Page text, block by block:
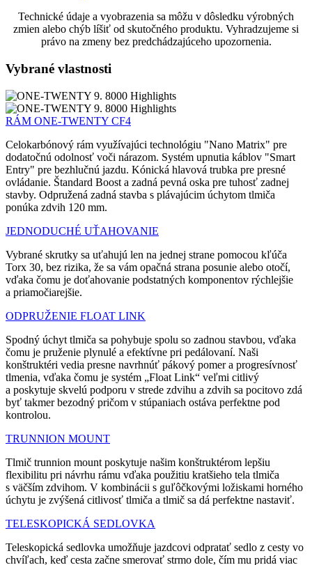
Technické údaje a vyobrazenia sa môžu v dôsledku výrobných
zmien alebo chýb líšiť od skutočného produktu. Vyhradzujeme si
právo na zmeny bez predchádzajúceho upozornenia.
Vybrané vlastnosti
RÁM ONE-TWENTY CF4
Celokarbónový rám využívajúci technológiu "Nano Matrix" pre
dodatočnú odolnosť voči nárazom. Systém upnutia káblov "Smart
Entry" pre bezhlučnú jazdu. Kónická hlavová trubka pre presné
ovládanie. Štandard Boost a zadná pevná oska pre tuhosť zadnej
stavby. Odpružená zadná stavba s plávajúcim úchytom tlmiča
ponúka zdvih 120 mm.
JEDNODUCHÉ UŤAHOVANIE
Vybrané skrutky sa uťahujú len na jednej strane pomocou kľúča
Torx 30, bez rizika, že sa vám opačná strana posunie alebo otočí,
vďaka čomu je doťahovanie podstatných komponentov rýchlejšie
a priamočiarejšie.
ODPRUŽENIE FLOAT LINK
Spodný úchyt tlmiča sa pohybuje spolu so zadnou stavbou, vďaka
čomu je pruženie plynulé a efektívne pri pedálovaní. Naši
konštruktéri vedia presne navrhnúť pákový pomer a progresívnosť
tlmenia, vďaka čomu je systém „Float Link“ veľmi citlivý
a poskytuje skvelú podporu v strede zdvihu a zdvih sa pocitovo zdá
byť takmer bezodný pričom v stúpaniach ostáva perfektne pod
kontrolou.
TRUNNION MOUNT
Tlmič trunnion mount poskytuje našim konštruktérom lepšiu
flexibilitu pri návrhu rámu vďaka použitiu kratšieho tela tlmiča
s väčším zdvihom. V kombinácii s guľôčkovými ložiskami horného
úchytu je zvýšená citlivosť tlmiča a tlmič sa dá perfektne nastaviť.
TELESKOPICKÁ SEDLOVKA
Teleskopická sedlovka umožňuje jazdcovi odpratať sedlo z cesty vo
chvíľach, keď cesta začne smerovať strmo dole, čím mu pridá viac